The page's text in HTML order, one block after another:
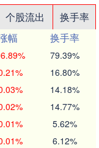
个股流出
换手率
幅
换手率
79.39%
16.80%
14.18%
14.77%
5.62%
6.12%